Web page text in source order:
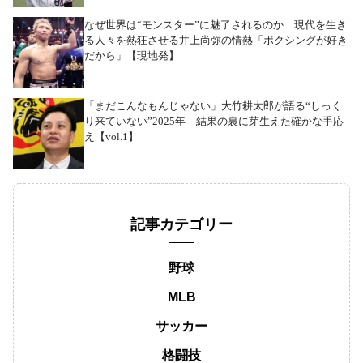
なぜ世界は“モンスター”に魅了されるのか 現代を生き
る人々を熱狂させる井上尚弥の情熱「ボクシングが好き
だから」【現地発】
「まだこんなもんじゃない」大竹耕太郎が語る“しっく
り来ていない”2025年 結果の裏に芽生えた確かな手応
え【vol.1】
記事カテゴリー
野球
MLB
サッカー
格闘技